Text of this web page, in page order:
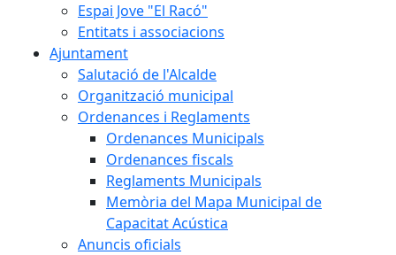
Espai Jove "El Racó"
Entitats i associacions
Ajuntament
Salutació de l'Alcalde
Organització municipal
Ordenances i Reglaments
Ordenances Municipals
Ordenances fiscals
Reglaments Municipals
Memòria del Mapa Municipal de
Capacitat Acústica
Anuncis oficials